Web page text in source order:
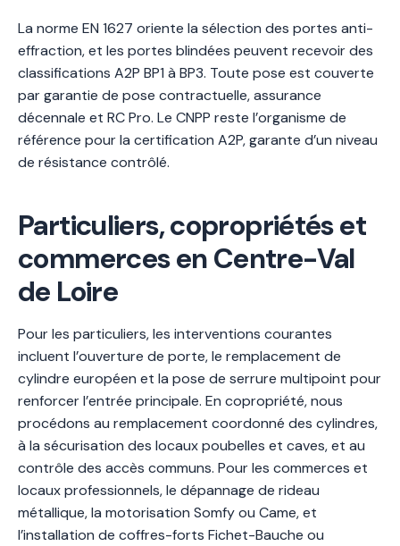
La norme EN 1627 oriente la sélection des portes anti-
effraction, et les portes blindées peuvent recevoir des
classifications A2P BP1 à BP3. Toute pose est couverte
par garantie de pose contractuelle, assurance
décennale et RC Pro. Le CNPP reste l’organisme de
référence pour la certification A2P, garante d’un niveau
de résistance contrôlé.
Particuliers, copropriétés et
commerces en Centre-Val
de Loire
Pour les particuliers, les interventions courantes
incluent l’ouverture de porte, le remplacement de
cylindre européen et la pose de serrure multipoint pour
renforcer l’entrée principale. En copropriété, nous
procédons au remplacement coordonné des cylindres,
à la sécurisation des locaux poubelles et caves, et au
contrôle des accès communs. Pour les commerces et
locaux professionnels, le dépannage de rideau
métallique, la motorisation Somfy ou Came, et
l’installation de coffres-forts Fichet-Bauche ou